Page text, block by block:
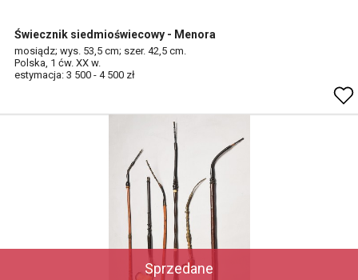
Świecznik siedmioświecowy - Menora
mosiądz; wys. 53,5 cm; szer. 42,5 cm.
Polska, 1 ćw. XX w.
estymacja: 3 500 - 4 500 zł
Sprzedane